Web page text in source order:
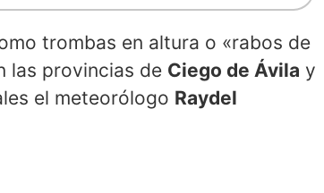
trombas en altura o «rabos de
las provincias de Ciego de Ávila y
el meteorólogo Raydel